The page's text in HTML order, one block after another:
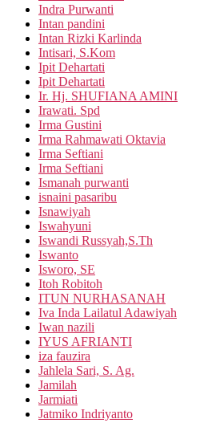
Indra Purwanti
Intan pandini
Intan Rizki Karlinda
Intisari, S.Kom
Ipit Dehartati
Ipit Dehartati
Ir. Hj. SHUFIANA AMINI
Irawati. Spd
Irma Gustini
Irma Rahmawati Oktavia
Irma Seftiani
Irma Seftiani
Ismanah purwanti
isnaini pasaribu
Isnawiyah
Iswahyuni
Iswandi Russyah,S.Th
Iswanto
Isworo, SE
Itoh Robitoh
ITUN NURHASANAH
Iva Inda Lailatul Adawiyah
Iwan nazili
IYUS AFRIANTI
iza fauzira
Jahlela Sari, S. Ag.
Jamilah
Jarmiati
Jatmiko Indriyanto